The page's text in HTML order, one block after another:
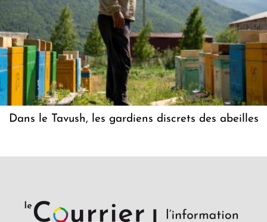
Dans le Tavush, les gardiens discrets des abeilles